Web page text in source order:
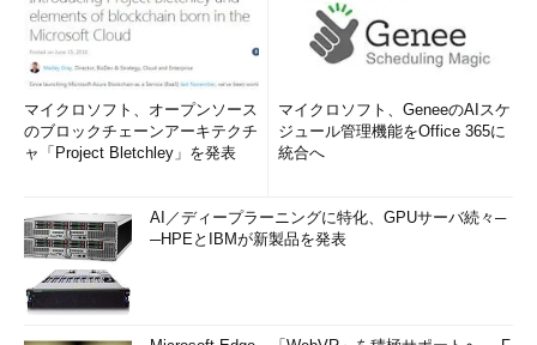
マイクロソフト、オープンソース
のブロックチェーンアーキテクチ
ャ「Project Bletchley」を発表
マイクロソフト、GeneeのAIスケ
ジュール管理機能をOffice 365に
統合へ
AI／ディープラーニングに特化、GPUサーバ続々─
─HPEとIBMが新製品を発表